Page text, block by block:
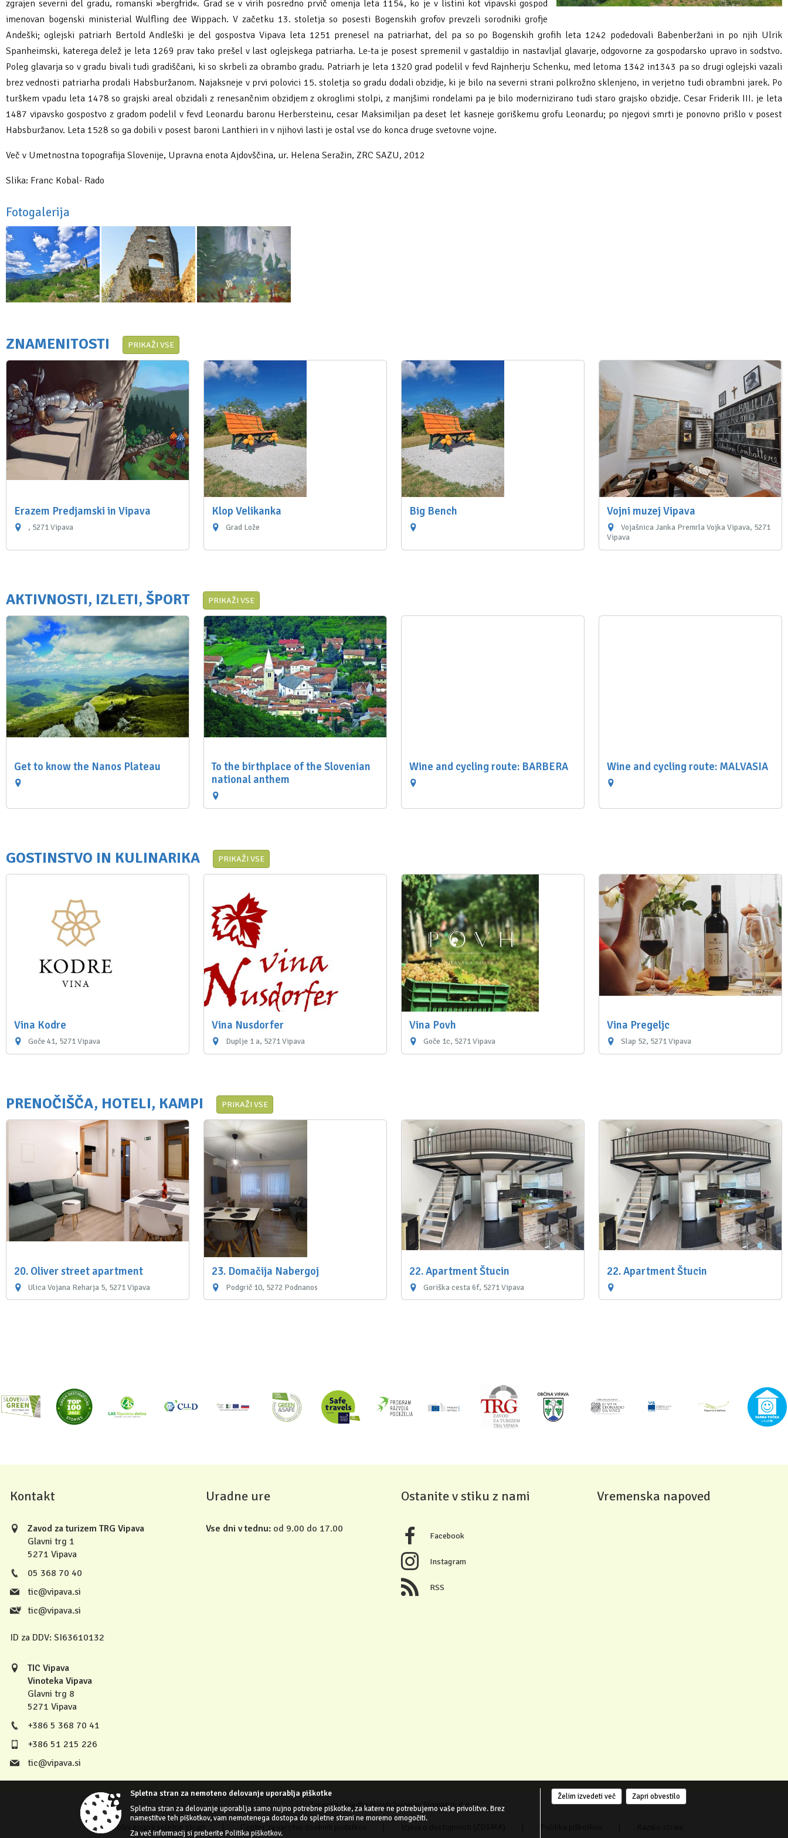
zgrajen severni del gradu, romanski »bergfrid«. Grad se v virih posredno prvič omenja leta 1154, ko je v listini kot vipavski gospod
imenovan bogenski ministerial Wulfling dee Wippach. V začetku 13. stoletja so posesti Bogenskih grofov prevzeli sorodniki grofje
Andeški; oglejski patriarh Bertold Andleški je del gospostva Vipava leta 1251 prenesel na patriarhat, del pa so po Bogenskih grofih leta 1242 podedovali Babenberžani in po njih Ulrik
Spanheimski, katerega delež je leta 1269 prav tako prešel v last oglejskega patriarha. Le-ta je posest spremenil v gastaldijo in nastavljal glavarje, odgovorne za gospodarsko upravo in sodstvo.
Poleg glavarja so v gradu bivali tudi gradiščani, ki so skrbeli za obrambo gradu. Patriarh je leta 1320 grad podelil v fevd Rajnherju Schenku, med letoma 1342 in1343 pa so drugi oglejski vazali
brez vednosti patriarha prodali Habsburžanom. Najaksneje v prvi polovici 15. stoletja so gradu dodali obzidje, ki je bilo na severni strani polkrožno sklenjeno, in verjetno tudi obrambni jarek. Po
turškem vpadu leta 1478 so grajski areal obzidali z renesančnim obzidjem z okroglimi stolpi, z manjšimi rondelami pa je bilo modernizirano tudi staro grajsko obzidje. Cesar Friderik III. je leta
1487 vipavsko gospostvo z gradom podelil v fevd Leonardu baronu Herbersteinu, cesar Maksimiljan pa deset let kasneje goriškemu grofu Leonardu; po njegovi smrti je ponovno prišlo v posest
Habsburžanov. Leta 1528 so ga dobili v posest baroni Lanthieri in v njihovi lasti je ostal vse do konca druge svetovne vojne.
Več v Umetnostna topografija Slovenije, Upravna enota Ajdovščina, ur. Helena Seražin, ZRC SAZU, 2012
Slika: Franc Kobal- Rado
Fotogalerija
ZNAMENITOSTI PRIKAŽI VSE
Erazem Predjamski in Vipava
, 5271 Vipava
Klop Velikanka
Grad Lože
Big Bench Vojni muzej Vipava
Vojašnica Janka Premrla Vojka Vipava, 5271
Vipava
AKTIVNOSTI, IZLETI, ŠPORT PRIKAŽI VSE
Get to know the Nanos Plateau
To the birthplace of the Slovenian
national anthem
Wine and cycling route: BARBERA Wine and cycling route: MALVASIA
GOSTINSTVO IN KULINARIKA PRIKAŽI VSE
Vina Kodre
Goče 41, 5271 Vipava
Vina Nusdorfer
Duplje 1 a, 5271 Vipava
Vina Povh
Goče 1c, 5271 Vipava
Vina Pregeljc
Slap 52, 5271 Vipava
PRENOČIŠČA, HOTELI, KAMPI PRIKAŽI VSE
20. Oliver street apartment
Ulica Vojana Reharja 5, 5271 Vipava
23. Domačija Nabergoj
Podgrič 10, 5272 Podnanos
22. Apartment Štucin
Goriška cesta 6f, 5271 Vipava
22. Apartment Štucin
Kontakt
Zavod za turizem TRG Vipava
Glavni trg 1
5271 Vipava
05 368 70 40
tic@vipava.si
tic@vipava.si
ID za DDV: SI63610132
TIC Vipava
Vinoteka Vipava
Glavni trg 8
5271 Vipava
+386 5 368 70 41
+386 51 215 226
tic@vipava.si
Uradne ure
Vse dni v tednu: od 9.00 do 17.00
Ostanite v stiku z nami
Facebook
Instagram
RSS
Vremenska napoved
Zasnova, izvedba in vzdrževanje: Sigmateh d.o.o.
Splošni pogoji spletne strani
Spletna stran za nemoteno delovanje uporablja piškotke
Spletna stran za delovanje uporablja samo nujno potrebne piškotke, za katere ne potrebujemo vaše privolitve. Brez
namestitve teh piškotkov, vam nemotenega dostopa do spletne strani ne moremo omogočiti.
Za več informacij si preberitePolitika piškotkov.
Želim izvedeti več Zapri obvestilo
Fotogalerija
Ideja za izlet
Raziskuj Vipavo s pomočjo vitezov Vipavskih
Zasebno doživetje lova na tartufe
Pomembni kontakti
Pogosta vprašanja
Novičke
Publikacije
Projekti
Zelena Vipava
Trajnostna mobilnost